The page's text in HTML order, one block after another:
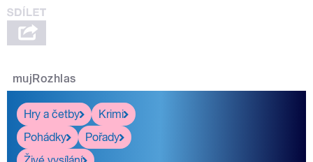
mujRozhlas
Hry a četby
Krimi
Pohádky
Pořady